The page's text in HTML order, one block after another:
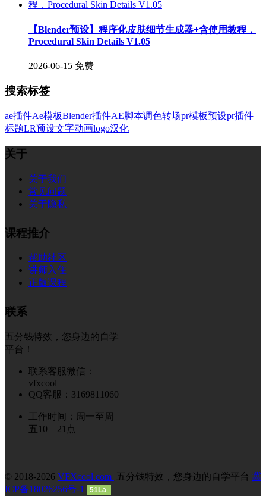
【Blender预设】程序化皮肤细节生成器+含使用教程，
Procedural Skin Details V1.05
2026-06-15 免费
搜索标签
ae插件Ae模板Blender插件AE脚本调色转场pr模板预设pr插件
标题LR预设文字动画logo汉化
关于
关于我们
常见问题
关于隐私
课程推介
帮助社区
讲师入住
正版课程
联系
五分钱特效，您身边的自学
平台！
联系客服微信：
vfxcool
QQ客服：3169811060
工作时间：周一至周
五10—21点
© 2018-2026 VFXcool.com 五分钱特效，您身边的自学平台 冀
ICP备18026256号-1
51La